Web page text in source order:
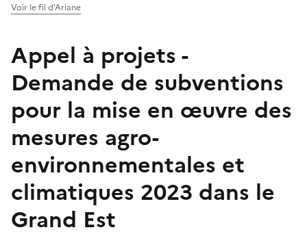
Voir le fil d'Ariane
Appel à projets -
Demande de subventions
pour la mise en œuvre des
mesures agro-
environnementales et
climatiques 2023 dans le
Grand Est